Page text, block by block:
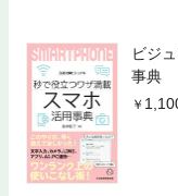
ビジ
事典